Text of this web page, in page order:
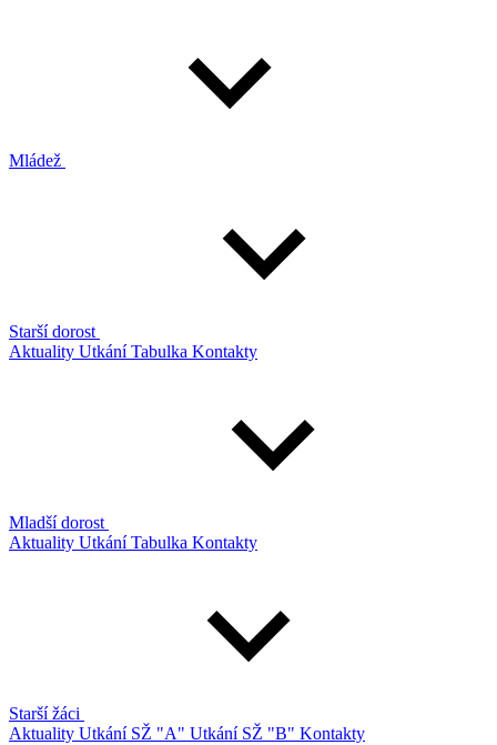
Mládež
Starší dorost
Aktuality UtkáníTabulka Kontakty
Mladší dorost
Aktuality UtkáníTabulka Kontakty
Starší žáci
Aktuality Utkání SŽ "A" Utkání SŽ "B" Kontakty